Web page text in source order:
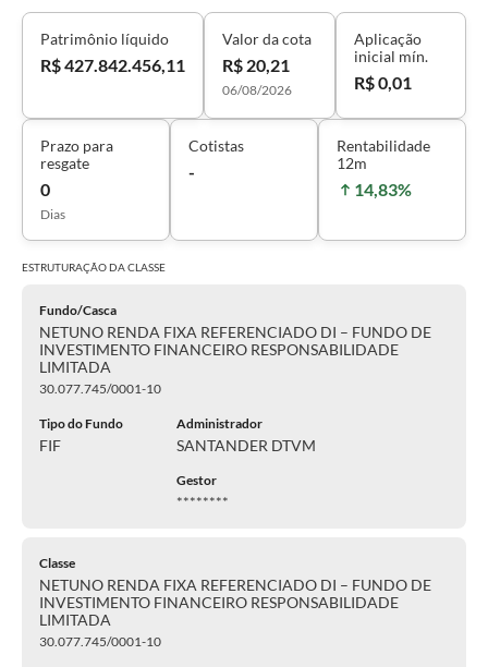
Patrimônio líquido
R$ 427.842.456,11
Valor da cota
R$ 20,21
06/08/2026
Aplicação
inicial mín.
R$ 0,01
Prazo para
resgate
0
Dias
Cotistas
-
Rentabilidade
12m
14,83%
ESTRUTURAÇÃO DACLASSE
Fundo/Casca
NETUNO RENDA FIXA REFERENCIADO DI – FUNDO DE
INVESTIMENTO FINANCEIRO RESPONSABILIDADE
LIMITADA
30.077.745/0001-10
Tipo do Fundo
FIF
Administrador
SANTANDER DTVM
Gestor
********
Classe
NETUNO RENDA FIXA REFERENCIADO DI – FUNDO DE
INVESTIMENTO FINANCEIRO RESPONSABILIDADE
LIMITADA
30.077.745/0001-10